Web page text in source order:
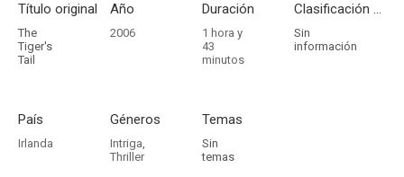
Título original
The
Tiger's
Tail
Año
2006
Duración
1 hora y
43
minutos
Clasificación por edades
Sin
información
País
Irlanda
Géneros
Intriga,
Thriller
Temas
Sin
temas